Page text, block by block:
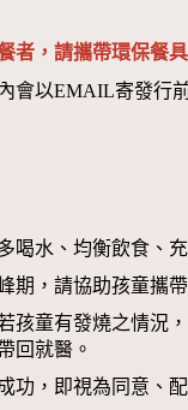
者，請攜帶環保餐
會以EMAIL寄發行
喝水、均衡飲食、
期，請協助孩童攜
孩童有發燒之情況
回就醫。
功，即視為同意、